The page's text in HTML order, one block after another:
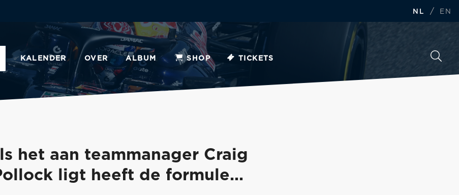
NL / EN
KALENDER OVER ALBUM SHOP TICKETS
het aan teammanager Craig
ligt heeft de formule...